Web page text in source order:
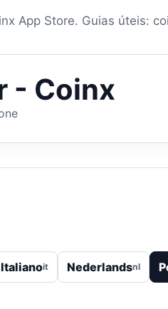
App Store. Guias úteis:
- Coinx
Italianoit Nederlandsnl